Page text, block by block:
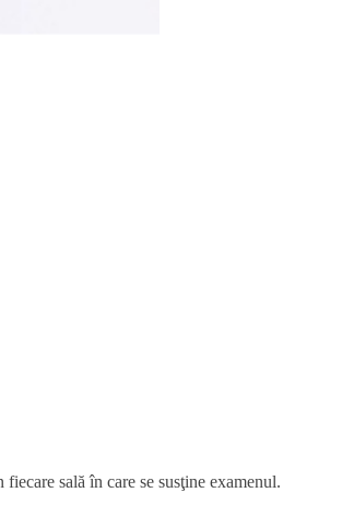
sală în care se susţine examenul.